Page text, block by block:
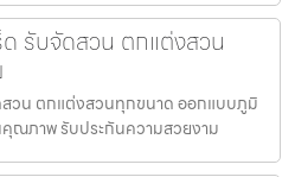
รับจัดสวน ตกแต่งสวน
วน ตกแต่งสวนทุกขนาด ออกแบบภูมิ
คุณภาพ รับประกันความสวยงาม